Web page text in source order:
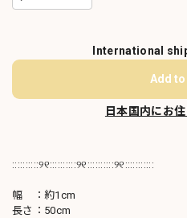
International
Add
日本国内にお
::::::::::୨୧::::::::::୨୧::::::::::୨୧:::::::::::
幅 ：約1cm
長さ：50cm